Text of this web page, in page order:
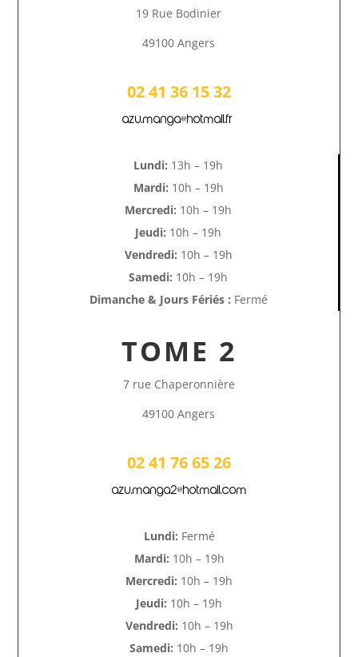
19 Rue Bodinier
49100 Angers
02 41 36 15 32
azu.manga@hotmail.fr
Lundi: 13h – 19h
Mardi: 10h – 19h
Mercredi: 10h – 19h
Jeudi: 10h – 19h
Vendredi: 10h – 19h
Samedi: 10h – 19h
Dimanche & Jours Fériés : Fermé
TOME 2
7 rue Chaperonnière
49100 Angers
02 41 76 65 26
azu.manga2@hotmail.com
Lundi: Fermé
Mardi: 10h – 19h
Mercredi: 10h – 19h
Jeudi: 10h – 19h
Vendredi: 10h – 19h
Samedi: 10h – 19h